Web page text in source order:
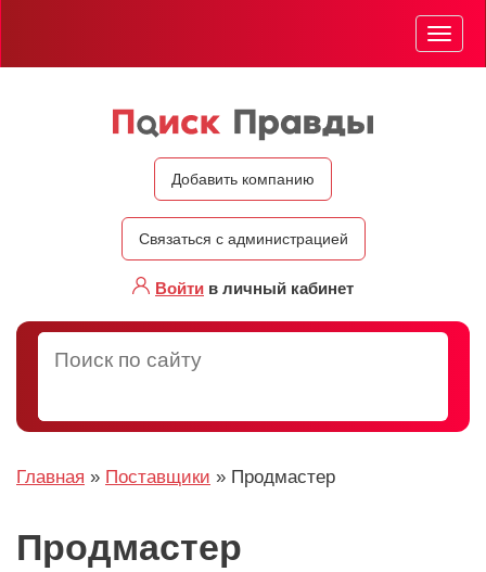
Добавить компанию
Связаться с администрацией
Войти в личный кабинет
Меню
Главная » Поставщики » Продмастер
Продмастер